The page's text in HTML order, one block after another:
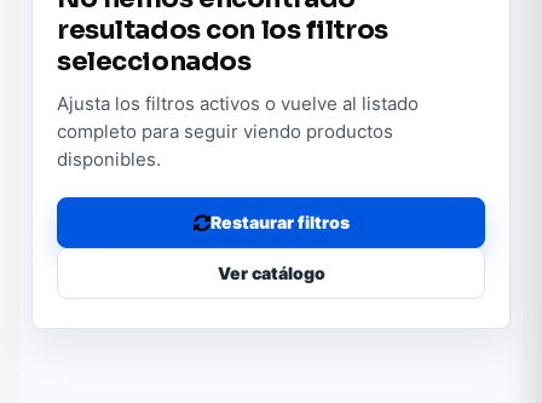
resultados con los filtros
seleccionados
Ajusta los filtros activos o vuelve al listado
completo para seguir viendo productos
disponibles.
Restaurar filtros
Ver catálogo